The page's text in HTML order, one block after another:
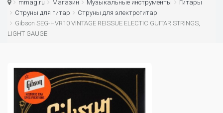
mmag.ru Магазин Музыкальные инструменты
Гитары
Струны для гитар
Cтруны для электрогитар
Gibson SEG-HVR10 VINTAGE REISSUE ELECTIC GUITAR STRINGS,
LIGHT GAUGE